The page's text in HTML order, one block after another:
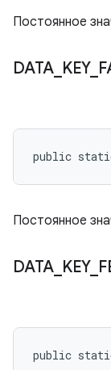
Постоянное
DATA KEY_
public static
Постоянное
DATA KEY_
public static